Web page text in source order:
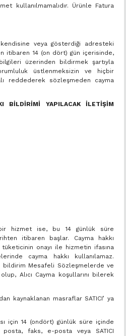
kullanılmamalıdır. Ürünle Fatura
kendisine veya gösterdiği adresteki
itibaren 14 (on dört) gün içerisinde,
bilgileri üzerinden bildirmek şartıyla
üstlenmeksizin ve hiçbir
reddederek sözleşmeden cayma
BİLDİRİMİ YAPILACAK İLETİŞİM
bir hizmet ise, bu 14 günlük süre
itibaren başlar. Cayma hakkı
onayı ile hizmetin ifasına
cayma hakkı kullanılamaz.
bildirim Mesafeli Sözleşmelerde ve
Alıcı Cayma koşullarını bilerek
kaynaklanan masraflar SATICI’ ya
için 14 (ondört) günlük süre içinde
faks, e-posta veya SATICI